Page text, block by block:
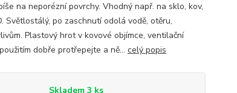
na neporézní povrchy. Vhodný např. na sklo, kov,
Světlostálý, po zaschnutí odolá vodě, otěru,
Plastový hrot v kovové objímce, ventilační
dobře protřepejte a ně... celý popis
Skladem 3 ks